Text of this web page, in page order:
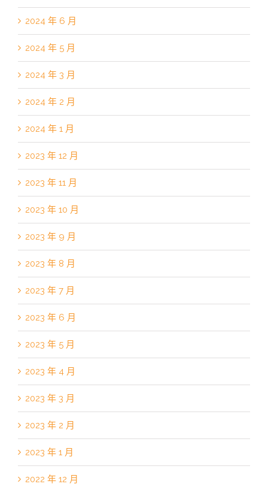
2024 年 6 月
2024 年 5 月
2024 年 3 月
2024 年 2 月
2024 年 1 月
2023 年 12 月
2023 年 11 月
2023 年 10 月
2023 年 9 月
2023 年 8 月
2023 年 7 月
2023 年 6 月
2023 年 5 月
2023 年 4 月
2023 年 3 月
2023 年 2 月
2023 年 1 月
2022 年 12 月